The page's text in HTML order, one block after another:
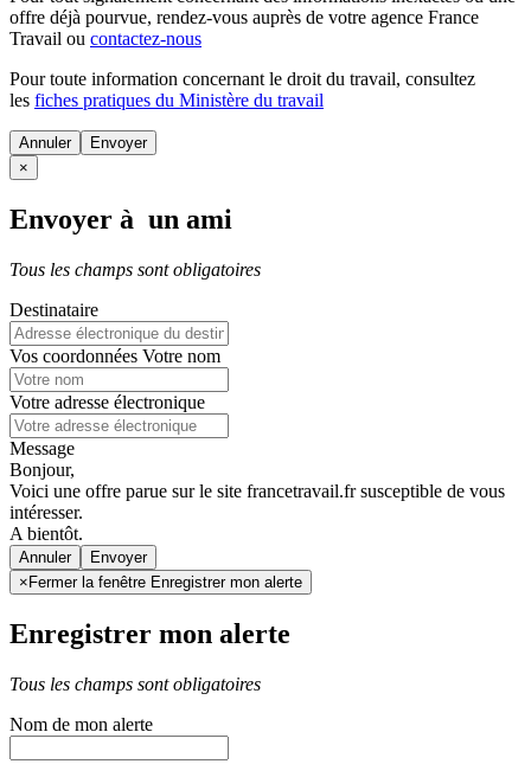
offre déjà pourvue, rendez-vous auprès de votre agence France
Travail ou contactez-nous
Pour toute information concernant le droit du travail, consultez
les fiches pratiques du Ministère du travail
Annuler
×
Envoyer à un ami
Tous les champs sont obligatoires
Destinataire
Vos coordonnées Votre nom
Votre adresse électronique
Message
Bonjour,
Voici une offre parue sur le site francetravail.fr susceptible de vous
intéresser.
A bientôt.
Annuler
× Fermer la fenêtre Enregistrer mon alerte
Enregistrer mon alerte
Tous les champs sont obligatoires
Nom de mon alerte